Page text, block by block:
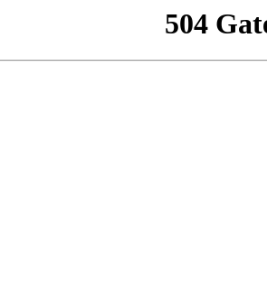
504